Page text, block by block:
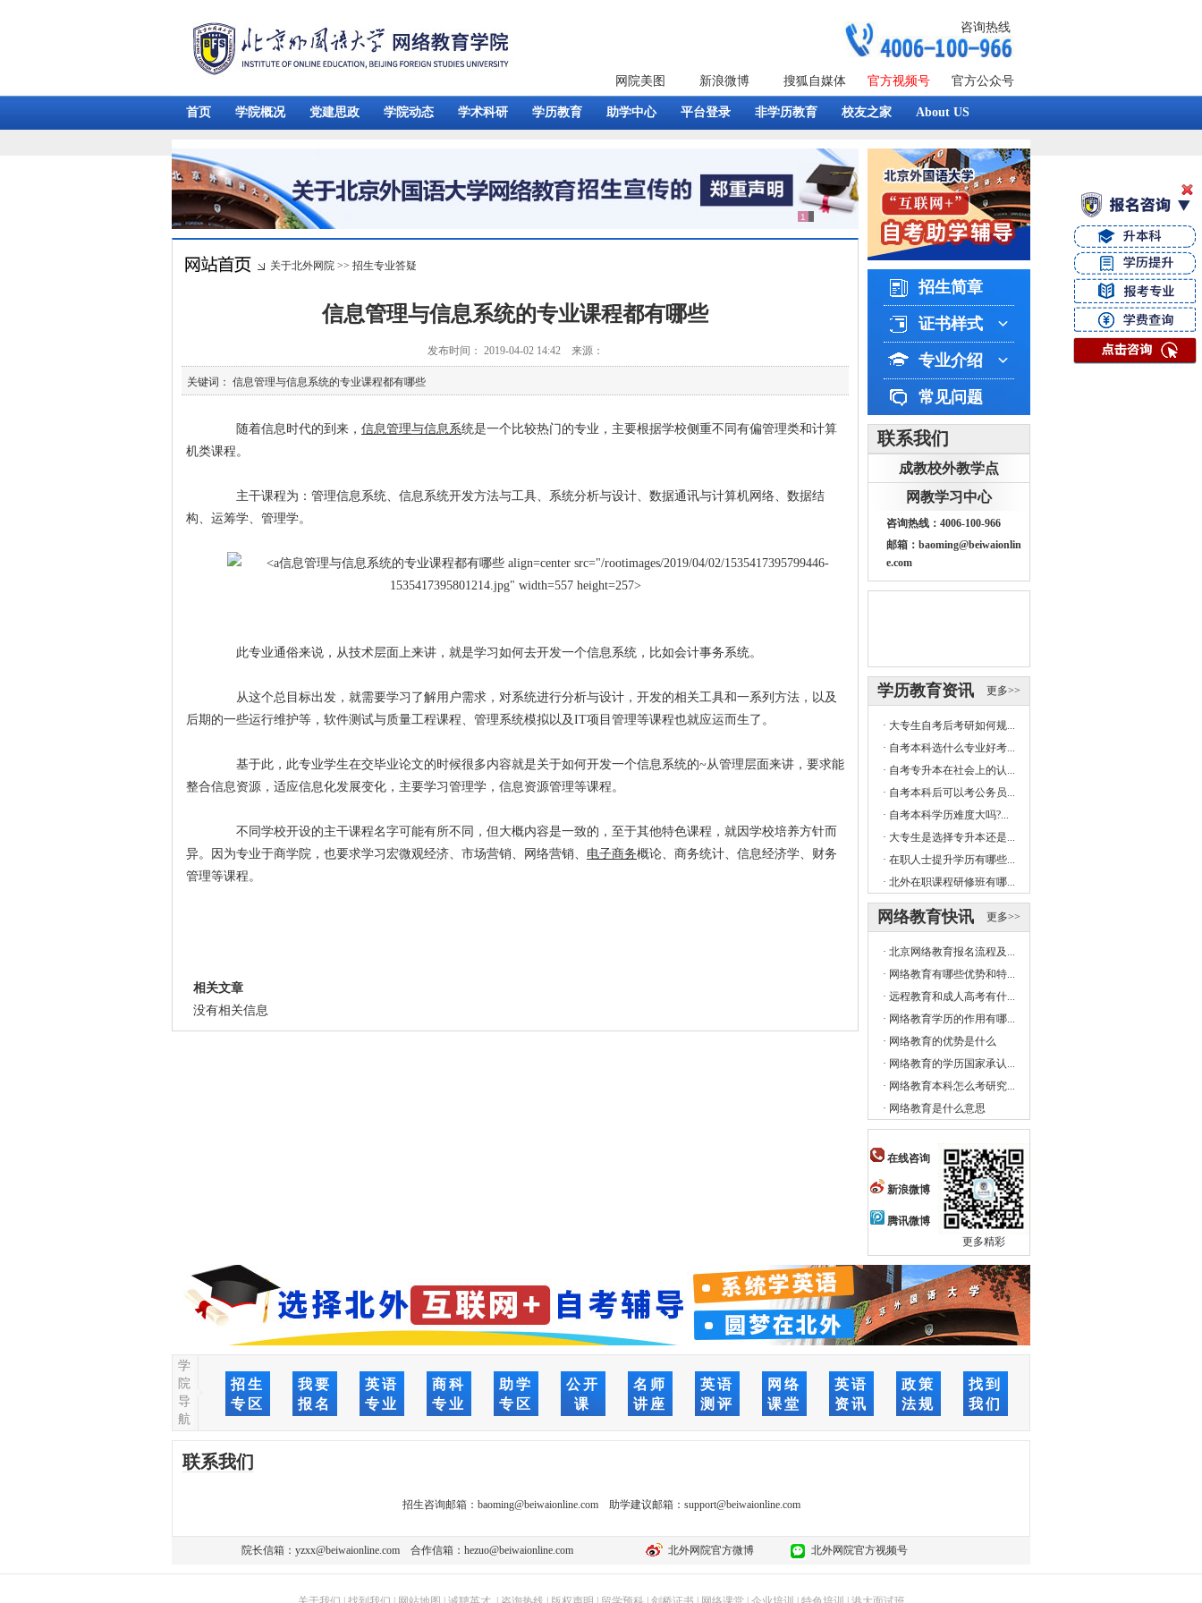
咨询热线
网院美图 新浪微博 搜狐自媒体 官方视频号 官方公众号
首页 学院概况 党建思政 学院动态 学术科研 学历教育 助学中心 平台登录 非学历教育 校友之家 About US
关于北外网院 >> 招生专业答疑
信息管理与信息系统的专业课程都有哪些
发布时间： 2019-04-02 14:42 来源：
关键词： 信息管理与信息系统的专业课程都有哪些
随着信息时代的到来， 信息管理与信息系统是一个比较热门的专业，主要根据学校侧重不同有偏管理类和计算
机类课程。
主干课程为：管理信息系统、信息系统开发方法与工具、系统分析与设计、数据通讯与计算机网络、数据结
构、运筹学、管理学。
信息管理与信息系统的专业课程都有哪些 align=center src="/rootimages/2019/04/02/1535417395799446-
1535417395801214.jpg" width=557 height=257>
此专业通俗来说，从技术层面上来讲，就是学习如何去开发一个信息系统，比如会计事务系统。
从这个总目标出发，就需要学习了解用户需求，对系统进行分析与设计，开发的相关工具和一系列方法，以及
后期的一些运行维护等，软件测试与质量工程课程、管理系统模拟以及IT项目管理等课程也就应运而生了。
基于此，此专业学生在交毕业论文的时候很多内容就是关于如何开发一个信息系统的~从管理层面来讲，要求能
整合信息资源，适应信息化发展变化，主要学习管理学，信息资源管理等课程。
不同学校开设的主干课程名字可能有所不同，但大概内容是一致的，至于其他特色课程，就因学校培养方针而
异。因为专业于商学院，也要求学习宏微观经济、市场营销、网络营销、 电子商务概论、商务统计、信息经济学、财务
管理等课程。
相关文章
没有相关信息
招生简章
证书样式
专业介绍
常见问题
联系我们
成教校外教学点
网教学习中心
咨询热线：4006-100-966
邮箱：baoming@beiwaionlin
e.com
更多>>
学历教育资讯
· 大专生自考后考研如何规...
· 自考本科选什么专业好考...
· 自考专升本在社会上的认...
· 自考本科后可以考公务员...
· 自考本科学历难度大吗?...
· 大专生是选择专升本还是...
· 在职人士提升学历有哪些...
· 北外在职课程研修班有哪...
更多>>
网络教育快讯
· 北京网络教育报名流程及...
· 网络教育有哪些优势和特...
· 远程教育和成人高考有什...
· 网络教育学历的作用有哪...
· 网络教育的优势是什么
· 网络教育的学历国家承认...
· 网络教育本科怎么考研究...
· 网络教育是什么意思
在线咨询
新浪微博
腾讯微博
更多精彩
学
院
导
航
招生
专区
我要
报名
英语
专业
商科
专业
助学
专区
公开
课
名师
讲座
英语
测评
网络
课堂
英语
资讯
政策
法规
找到
我们
联系我们
招生咨询邮箱： baoming@beiwaionline.com助学建议邮箱： support@beiwaionline.com
院长信箱： yzxx@beiwaionline.com 合作信箱： hezuo@beiwaionline.com 北外网院官方微博 北外网院官方视频号